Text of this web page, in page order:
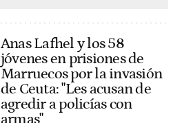
Anas Lafhel y los 58
jóvenes en prisiones de
Marruecos por la invasión
de Ceuta: "Les acusan de
agredir a policías con
armas"